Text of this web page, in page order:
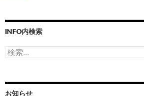
INFO内検索
検
索:
お知らせ